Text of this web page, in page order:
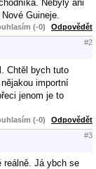
Nebyly ani
Guineje.
(-0) Odpovědět
#2
Chtěl bych tuto
importní
jenom je to
(-0) Odpovědět
#3
reálně. Já ybch se